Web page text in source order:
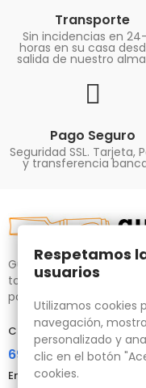
Transporte
Sin incidencias en
horas en su casa
salida de nuestro
Pago Seguro
Seguridad SSL. Tarjeta,
y transferencia
Gubias.com.es, tu
tornos para bricolaje y
para tus necesidades.
Contacta con nosotros
696 95 85 58
Email
Respetamos
usuarios
Utilizamos cookies
navegación,
personalizado y
clic en el botón
cookies.